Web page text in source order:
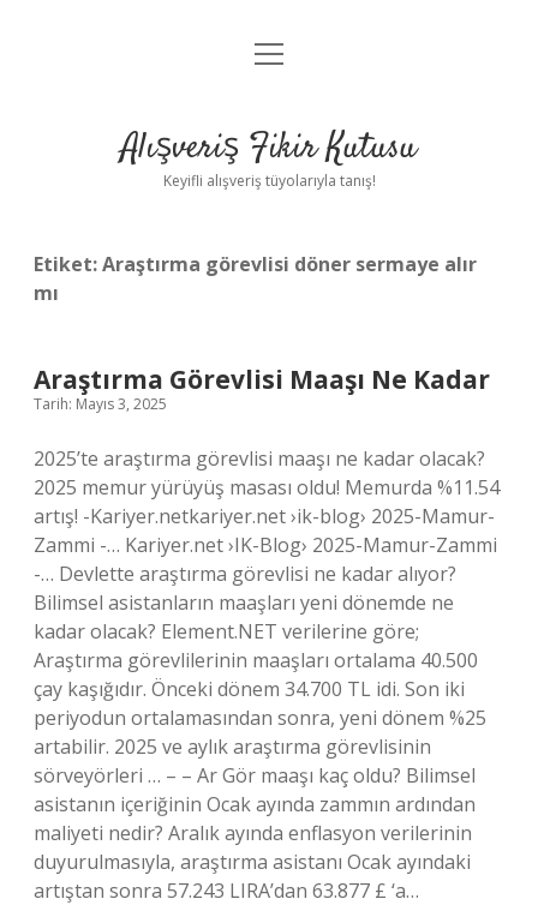
Anasayfa
Yasal Uyarı
menüyü
Alışveriş Fikir Kutusu
Keyifli alışveriş tüyolarıyla tanış!
Etiket:Araştırma görevlisi döner sermaye alır
mı
Araştırma Görevlisi Maaşı Ne Kadar
Tarih: Mayıs 3, 2025
2025’te araştırma görevlisi maaşı ne kadar olacak?
2025 memur yürüyüş masası oldu! Memurda %11.54
artış! -Kariyer.netkariyer.net ›ik-blog› 2025-Mamur-
Zammi -… Kariyer.net ›IK-Blog› 2025-Mamur-Zammi
-… Devlette araştırma görevlisi ne kadar alıyor?
Bilimsel asistanların maaşları yeni dönemde ne
kadar olacak? Element.NET verilerine göre;
Araştırma görevlilerinin maaşları ortalama 40.500
çay kaşığıdır. Önceki dönem 34.700 TL idi. Son iki
periyodun ortalamasından sonra, yeni dönem %25
artabilir. 2025 ve aylık araştırma görevlisinin
sörveyörleri … – – Ar Gör maaşı kaç oldu? Bilimsel
asistanın içeriğinin Ocak ayında zammın ardından
maliyeti nedir? Aralık ayında enflasyon verilerinin
duyurulmasıyla, araştırma asistanı Ocak ayındaki
artıştan sonra 57.243 LIRA’dan 63.877 £ ‘a…